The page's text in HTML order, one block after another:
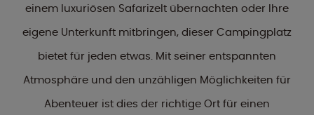
einem luxuriösen Safarizelt übernachten oder Ihre
eigene Unterkunft mitbringen, dieser Campingplatz
bietet für jeden etwas. Mit seiner entspannten
Atmosphäre und den unzähligen Möglichkeiten für
Abenteuer ist dies der richtige Ort für einen